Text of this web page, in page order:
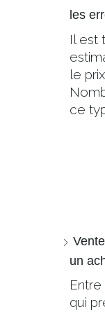
les
Il est
le
ce
un
Entre
qui